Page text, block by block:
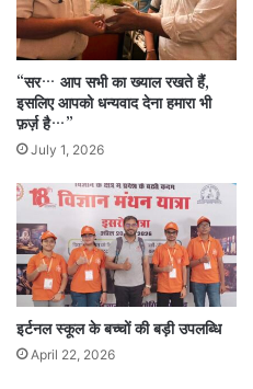
“सर… आप सभी का ख्याल रखते हैं,
इसलिए आपको धन्यवाद देना हमारा भी
फ़र्ज़ है…”
July 1, 2026
इर्टनल स्कूल के बच्चों की बड़ी उपलब्धि
April 22, 2026